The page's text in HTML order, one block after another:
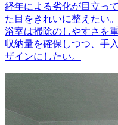
経年による劣化が目立っ
た目をきれいに整えたい。
浴室は掃除のしやすさを
収納量を確保しつつ、手
ザインにしたい。